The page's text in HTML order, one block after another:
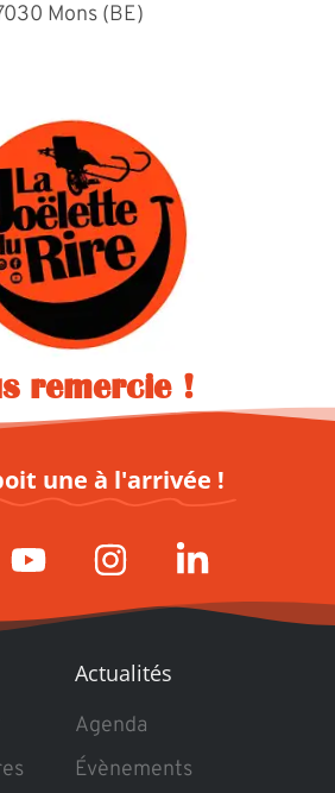
Mons (BE)
remercie !
une à l'arrivée !
Actualités
Agenda
Évènements